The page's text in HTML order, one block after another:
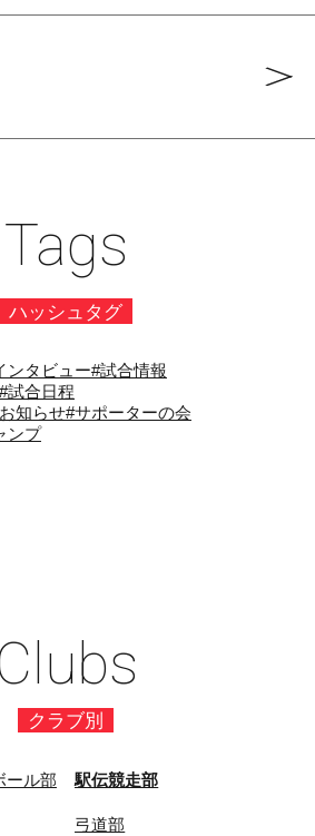
Tags
ハッシュタグ
ンタビュー#試合情報
#試合日程
知らせ#サポーターの会
ンプ
クラブ別
ール部 駅伝競走部
弓道部